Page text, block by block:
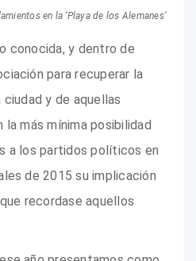
en la ‘Playa de los Alemanes’
conocida, y dentro de
para recuperar la
y de aquellas
más mínima posibilidad
a los partidos políticos en
de 2015 su implicación
recordase aquellos